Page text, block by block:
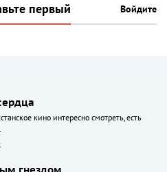
первый Войдите
кино интересно смотреть, есть